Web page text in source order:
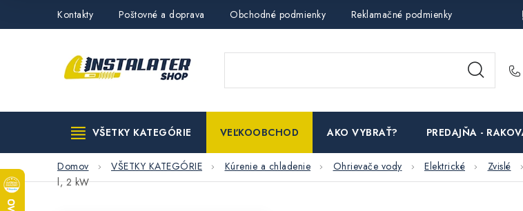
Kontakty Poštovné a doprava Obchodné podmienky Reklamačné podmienky
VŠETKY KATEGÓRIE VEĽKOOBCHOD AKO VYBRAŤ? PREDAJŇA -
Domov VŠETKY KATEGÓRIE Kúrenie a chladenie Ohrievače vody Elektrické Zvislé
l, 2 kW